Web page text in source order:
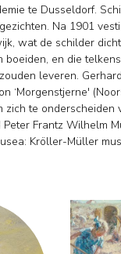
te Dusseldorf.
de schilder zich
wat de schilder
boeiden, en die
Gerhard voegde al vroeg
‘Morgenstjerne'
zich te onderscheiden
Frantz Wilhelm
Musea: Kröller-